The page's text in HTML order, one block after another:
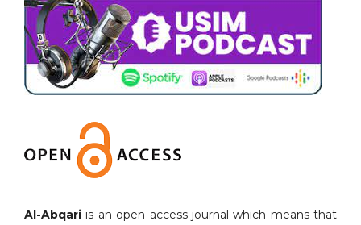
Al-Abqari is an open access journal which means that